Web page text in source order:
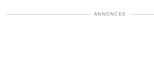
ANNONCES